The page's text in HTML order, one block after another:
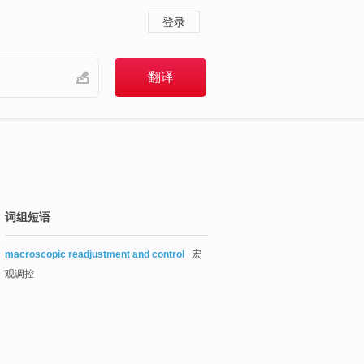
登录
词组短语
macroscopic readjustment and control
宏
观调控